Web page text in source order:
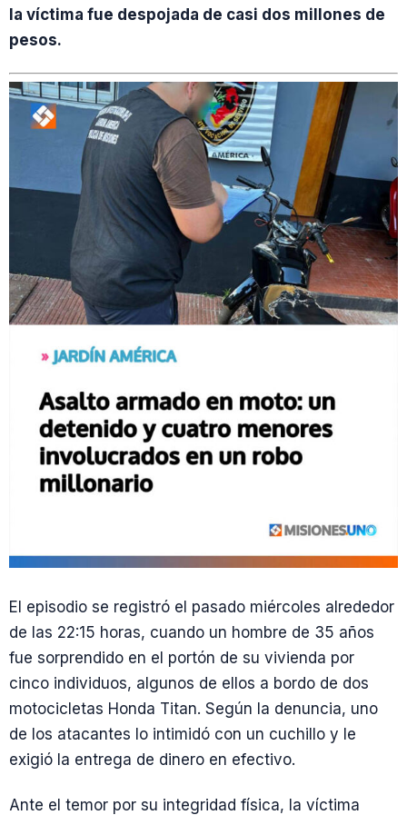
la víctima fue despojada de casi dos millones de
pesos.
El episodio se registró el pasado miércoles alrededor
de las 22:15 horas, cuando un hombre de 35 años
fue sorprendido en el portón de su vivienda por
cinco individuos, algunos de ellos a bordo de dos
motocicletas Honda Titan. Según la denuncia, uno
de los atacantes lo intimidó con un cuchillo y le
exigió la entrega de dinero en efectivo.
Ante el temor por su integridad física, la víctima